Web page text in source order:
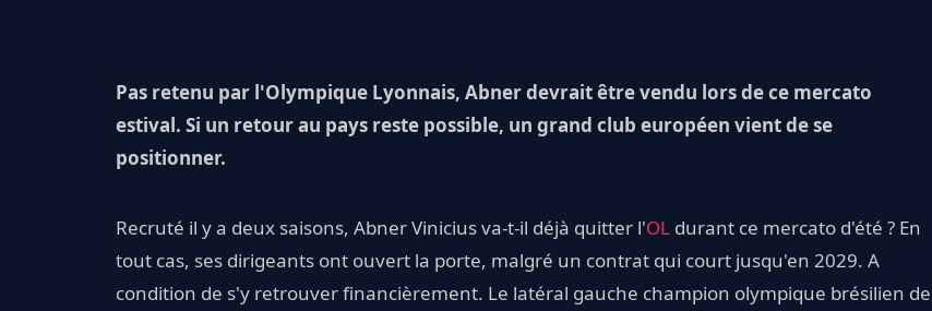
Pas retenu par l'Olympique Lyonnais, Abner devrait être vendu lors de ce mercato
estival. Si un retour au pays reste possible, un grand club européen vient de se
positionner.
Recruté il y a deux saisons, Abner Vinicius va-t-il déjà quitter l'OL durant ce mercato d'été ? En
tout cas, ses dirigeants ont ouvert la porte, malgré un contrat qui court jusqu'en 2029. A
condition de s'y retrouver financièrement. Le latéral gauche champion olympique brésilien de